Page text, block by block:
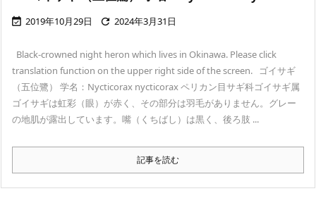
 2019年10月29日  2024年3月31日
Black-crowned night heron which lives in Okinawa. Please click
translation function on the upper right side of the screen. ゴイサギ
（五位鷺） 学名：Nycticorax nycticorax ペリカン目サギ科ゴイサギ属
ゴイサギは虹彩（眼）が赤く、その部分は羽毛がありません。グレー
の地肌が露出しています。嘴（くちばし）は黒く、後ろ肢 ...
記事を読む